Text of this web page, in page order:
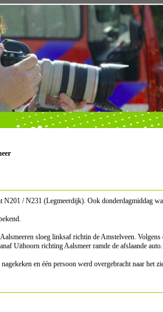
/ N231 (Legmeerdijk). Ook donderdagmiddag
sloeg linksaf richtin de Amstelveen. Volgens
Uithoorn richting Aalsmeer ramde de afslaande auto.
en één persoon werd overgebracht naar het